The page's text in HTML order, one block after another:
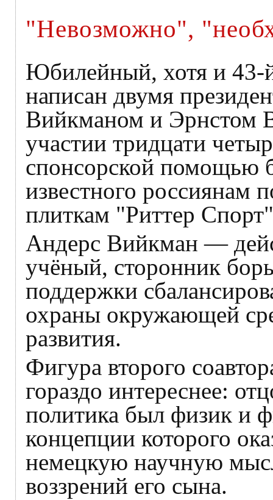
"Невозможно",
Юбилейный, хотя и 43-
написан двумя
Вийкманом и Эрнстом
участии тридцати
спонсорской помощью
известного россиянам
плиткам "Риттер
Андерс Вийкман —
учёный, сторонник
поддержки
охраны окружающей
развития.
Фигура второго
гораздо интереснее:
политика был физик и
концепции которого
немецкую научную
воззрений его сына.